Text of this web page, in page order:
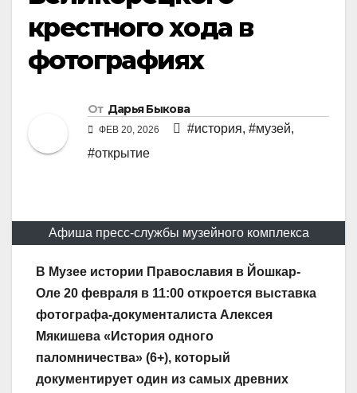
крестного хода в
фотографиях
От Дарья Быкова
ФЕВ 20, 2026 #история, #музей,
#открытие
Афиша пресс-службы музейного комплекса
В Музее истории Православия в Йошкар-
Оле 20 февраля в 11:00 откроется выставка
фотографа-документалиста Алексея
Мякишева «История одного
паломничества» (6+), который
документирует один из самых древних